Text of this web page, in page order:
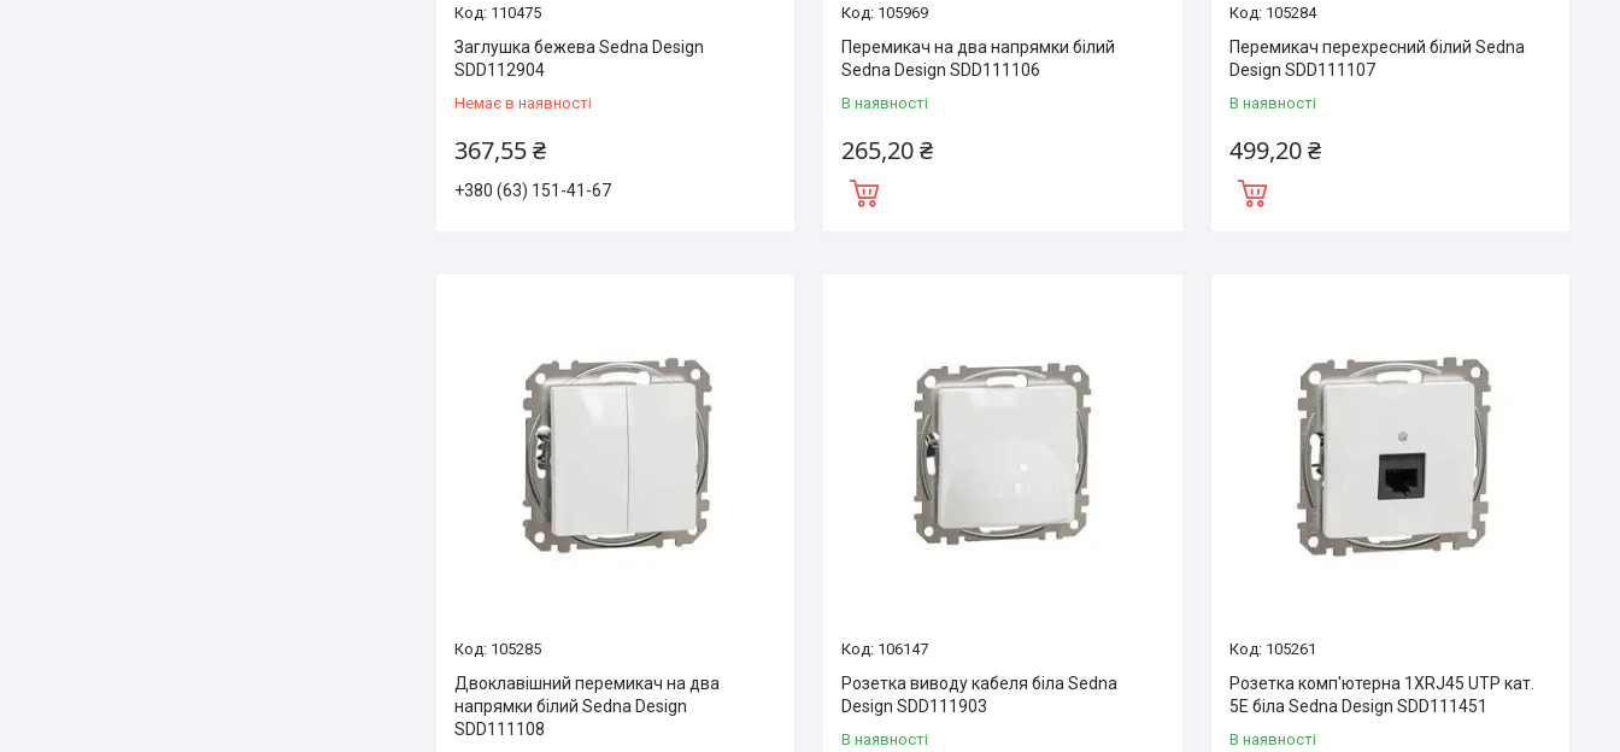
110475
Заглушка бежева Sedna Design
SDD112904
Немає в наявності
367,55 ₴
+380 (63) 151-41-67
105969
Перемикач на два напрямки білий
Sedna Design SDD111106
В наявності
265,20 ₴
105284
Перемикач перехресний білий Sedna
Design SDD111107
В наявності
499,20 ₴
105285
Двоклавішний перемикач на два
напрямки білий Sedna Design
SDD111108
106147
Розетка виводу кабеля біла Sedna
Design SDD111903
В наявності
105261
Розетка комп'ютерна 1ХRJ45 UTP кат.
5Е біла Sedna Design SDD111451
В наявності